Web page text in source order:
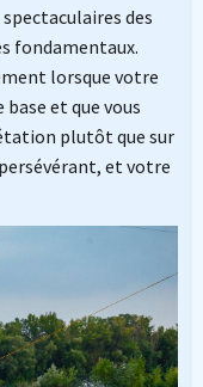
des
fondamentaux.
lorsque votre
et que vous
plutôt que sur
et votre